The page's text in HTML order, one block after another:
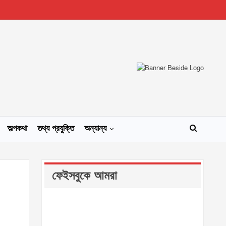
অল্পকথা তথ্য প্রযুক্তি অন্যান্য
ফেইসবুকে আমরা